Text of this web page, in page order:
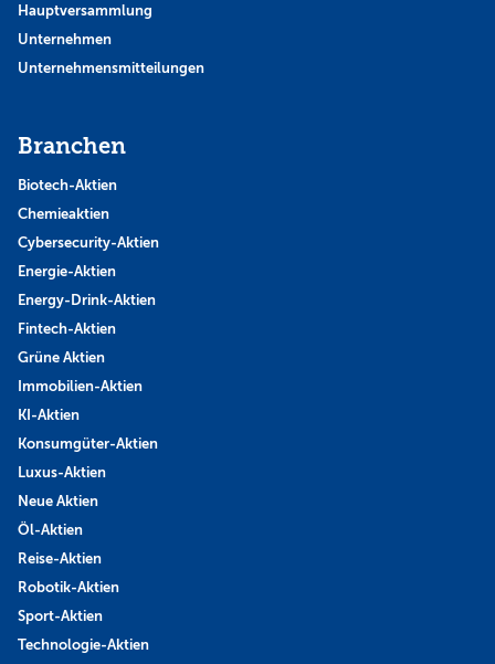
Hauptversammlung
Unternehmen
Unternehmensmitteilungen
Branchen
Biotech-Aktien
Chemieaktien
Cybersecurity-Aktien
Energie-Aktien
Energy-Drink-Aktien
Fintech-Aktien
Grüne Aktien
Immobilien-Aktien
KI-Aktien
Konsumgüter-Aktien
Luxus-Aktien
Neue Aktien
Öl-Aktien
Reise-Aktien
Robotik-Aktien
Sport-Aktien
Technologie-Aktien